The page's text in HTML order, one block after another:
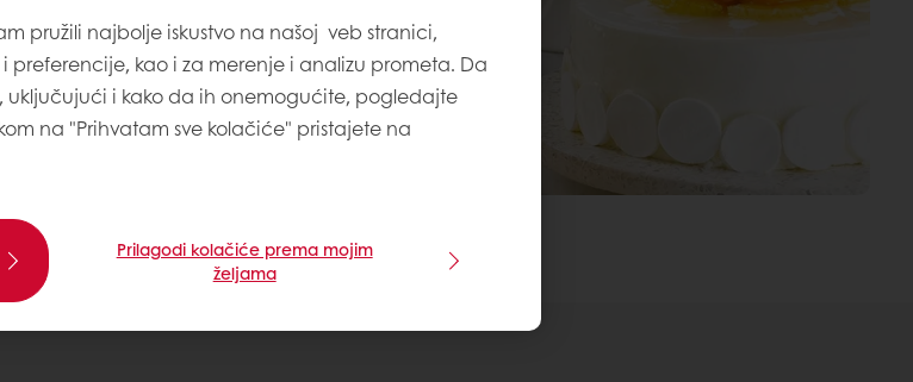
pružili najbolje iskustvo na našoj veb stranici,
preferencije, kao i za merenje i analizu prometa. Da
uključujući i kako da ih onemogućite, pogledajte
na "Prihvatam sve kolačiće" pristajete na
Prilagodi kolačiće prema mojim
željama